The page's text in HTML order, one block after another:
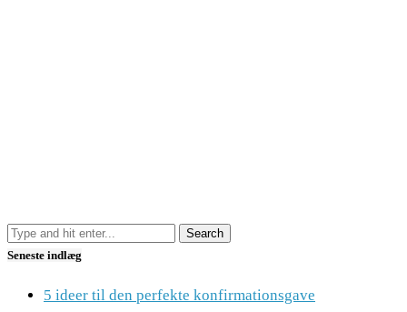
Seneste indlæg
5 ideer til den perfekte konfirmationsgave